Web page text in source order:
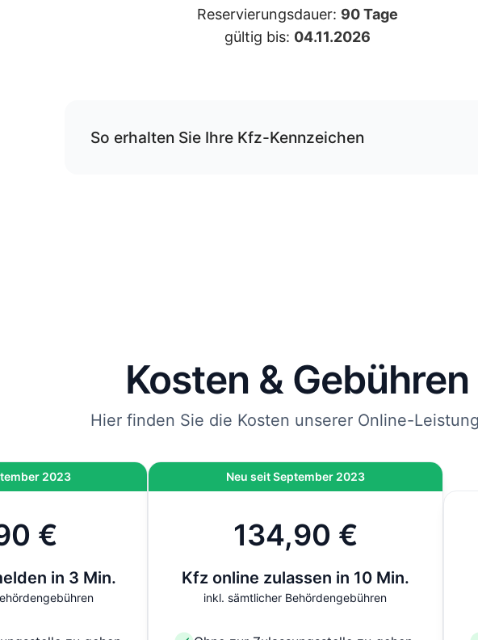
Reservierungsdauer: 90 Tage
gültig bis: 04.11.2026
So erhalten Sie Ihre Kfz-Kennzeichen
Kosten & Gebühren
Hier finden Sie die Kosten unserer Online-
2023
€
in 3 Min.
Neu seit September 2023
134,90 €
Kfz online zulassen in 10 Min.
inkl. sämtlicher Behördengebühren